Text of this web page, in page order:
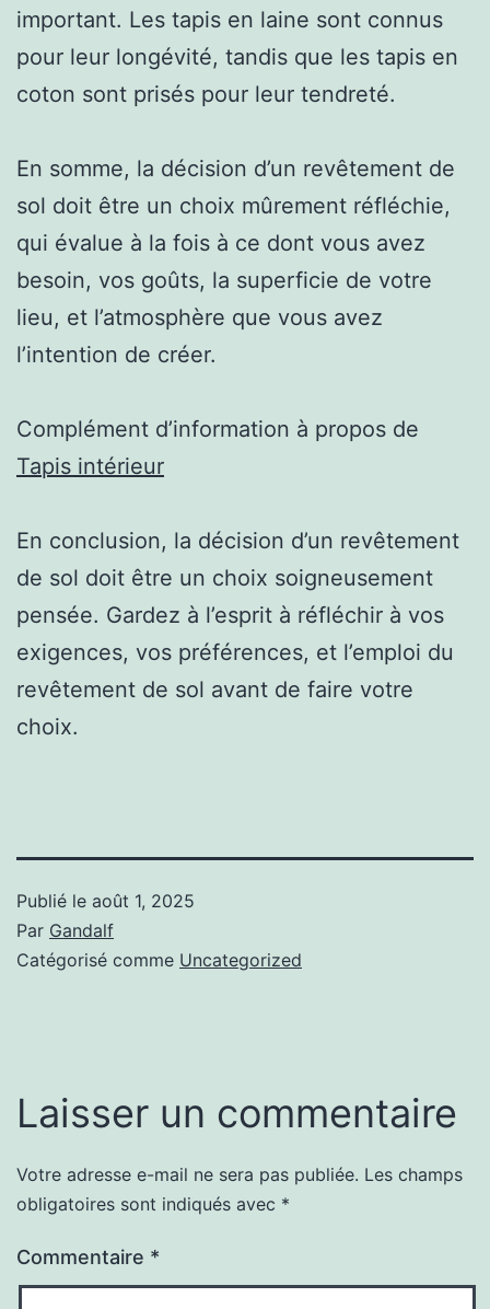
important. Les tapis en laine sont connus
pour leur longévité, tandis que les tapis en
coton sont prisés pour leur tendreté.
En somme, la décision d’un revêtement de
sol doit être un choix mûrement réfléchie,
qui évalue à la fois à ce dont vous avez
besoin, vos goûts, la superficie de votre
lieu, et l’atmosphère que vous avez
l’intention de créer.
Complément d’information à propos de
Tapis intérieur
En conclusion, la décision d’un revêtement
de sol doit être un choix soigneusement
pensée. Gardez à l’esprit à réfléchir à vos
exigences, vos préférences, et l’emploi du
revêtement de sol avant de faire votre
choix.
Publié le août 1, 2025
Par Gandalf
Catégorisé comme Uncategorized
Laisser un commentaire
Votre adresse e-mail ne sera pas publiée. Les champs
obligatoires sont indiqués avec *
Commentaire *